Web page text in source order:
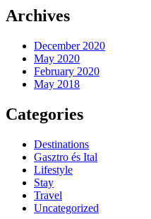
Archives
December 2020
May 2020
February 2020
May 2018
Categories
Destinations
Gasztro és Ital
Lifestyle
Stay
Travel
Uncategorized